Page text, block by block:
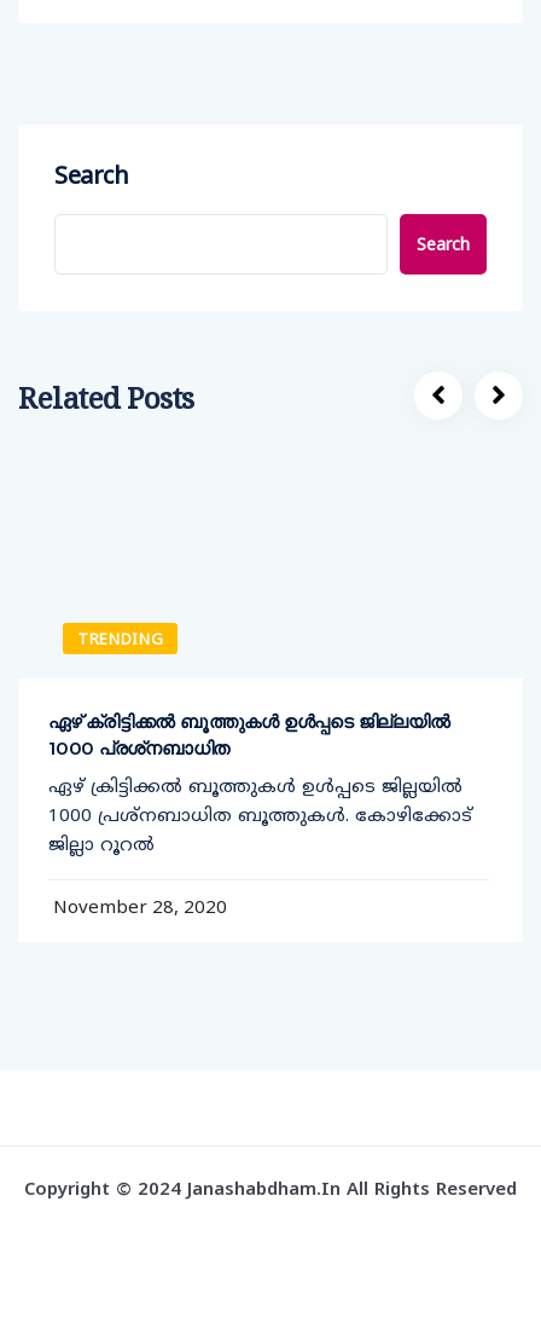
Search
Search
Related Posts
TRENDING
ഏഴ് ക്രിട്ടിക്കല്‍ ബൂത്തുകള്‍ ഉള്‍പ്പടെ ജില്ലയില്‍
1000 പ്രശ്‌നബാധിത
ഏഴ് ക്രിട്ടിക്കല്‍ ബൂത്തുകള്‍ ഉള്‍പ്പടെ ജില്ലയില്‍
1000 പ്രശ്‌നബാധിത ബൂത്തുകള്‍. കോഴിക്കോട്
ജില്ലാ റൂറല്‍
November 28, 2020
Copyright © 2024 Janashabdham.in All Rights Reserved